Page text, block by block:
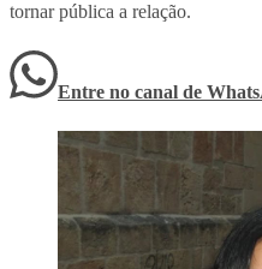
tornar pública a relação.
Entre no canal de